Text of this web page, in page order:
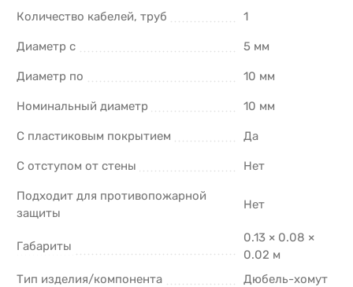
Количество кабелей, труб
1
Диаметр с 5 мм
Диаметр по 10 мм
Номинальный диаметр 10 мм
С пластиковым покрытием Да
С отступом от стены Нет
Подходит для противопожарной
защиты
Нет
Габариты
0.13 × 0.08 ×
0.02 м
Тип изделия/компонента
Дюбель-хомут